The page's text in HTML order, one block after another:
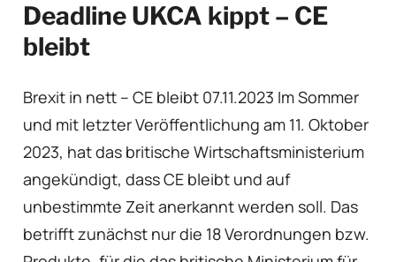
Deadline UKCA kippt – CE
bleibt
Brexit in nett – CE bleibt 07.11.2023 Im Sommer
und mit letzter Veröffentlichung am 11. Oktober
2023, hat das britische Wirtschaftsministerium
angekündigt, dass CE bleibt und auf
unbestimmte Zeit anerkannt werden soll. Das
betrifft zunächst nur die 18 Verordnungen bzw.